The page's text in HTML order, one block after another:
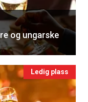
og ungarske
Ledig plass